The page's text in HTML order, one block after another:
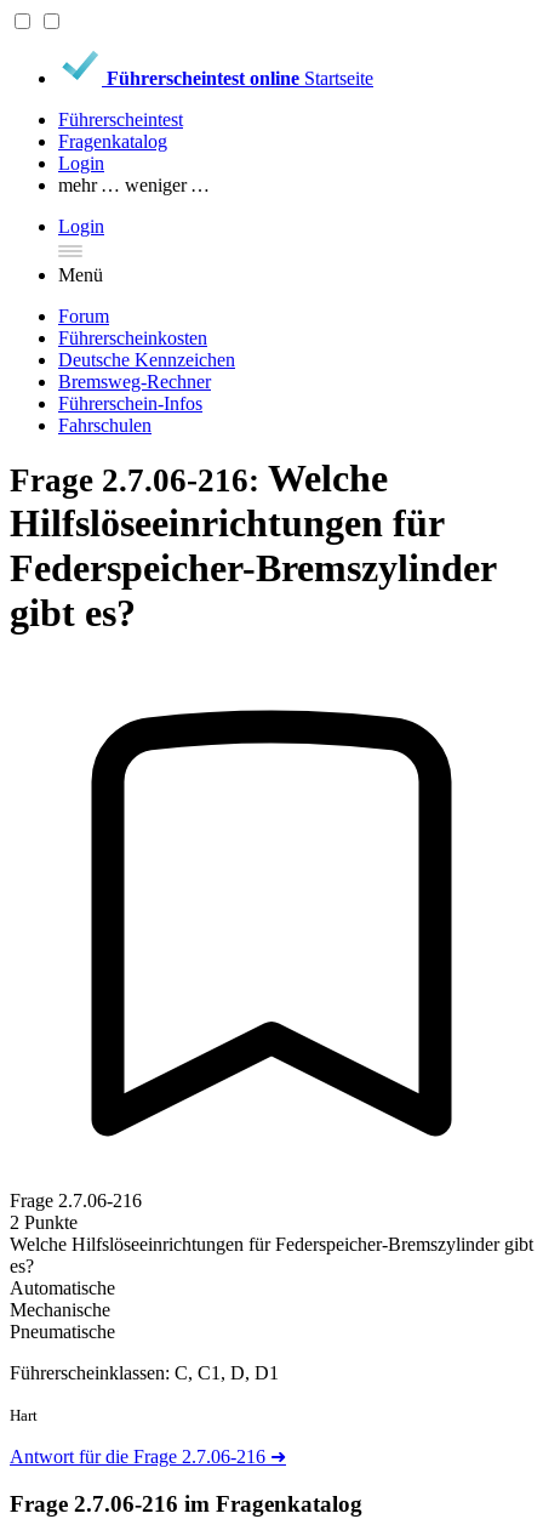
Führerscheintest online Startseite
Führerscheintest
Fragenkatalog
Login
mehr … weniger …
Login
Menü
Forum
Führerscheinkosten
Deutsche Kennzeichen
Bremsweg-Rechner
Führerschein-Infos
Fahrschulen
Frage 2.7.06-216: Welche
Hilfslöseeinrichtungen für
Federspeicher-Bremszylinder
gibt es?
Frage 2.7.06-216
2 Punkte
Welche Hilfslöseeinrichtungen für Federspeicher-Bremszylinder gibt
es?
Automatische
Mechanische
Pneumatische
Führerscheinklassen: C, C1, D, D1
Hart
Antwort für die Frage 2.7.06-216 ➜
Frage 2.7.06-216 im Fragenkatalog